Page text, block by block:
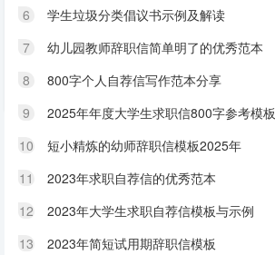
6
学生垃圾分类倡议书示例及解读
7
幼儿园教师辞职信简单明了的优秀范本
8
800字个人自荐信写作范本分享
9
2025年年度大学生求职信800字参考模板
10
短小精炼的幼师辞职信模板2025年
11
2023年求职自荐信的优秀范本
12
2023年大学生求职自荐信模板与示例
13
2023年简短试用期辞职信模板